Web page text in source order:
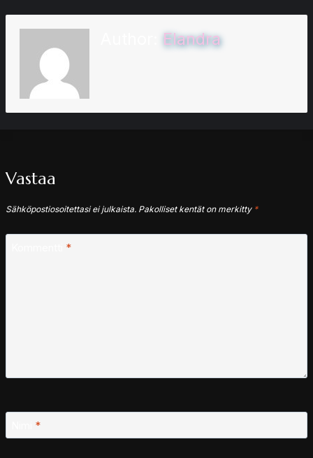
Elandra
Vastaa
Sähköpostiosoitettasi ei julkaista. Pakolliset kentät on merkitty *
*
*